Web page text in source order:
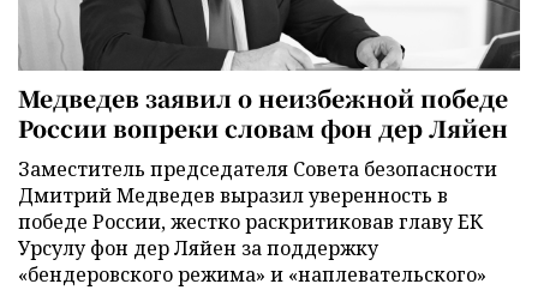
Медведев заявил о неизбежной победе
России вопреки словам фон дер Ляйен
Заместитель председателя Совета безопасности
Дмитрий Медведев выразил уверенность в
победе России, жестко раскритиковав главу ЕК
Урсулу фон дер Ляйен за поддержку
«бендеровского режима» и «наплевательского»